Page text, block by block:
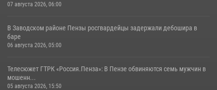
07 августа 2026, 06:00
В Заводском районе Пензы росгвардейцы задержали дебошира в
баре
06 августа 2026, 05:00
Телесюжет ГТРК «Россия.Пенза»: В Пензе обвиняются семь мужчин в
мошенн...
05 августа 2026, 15:50